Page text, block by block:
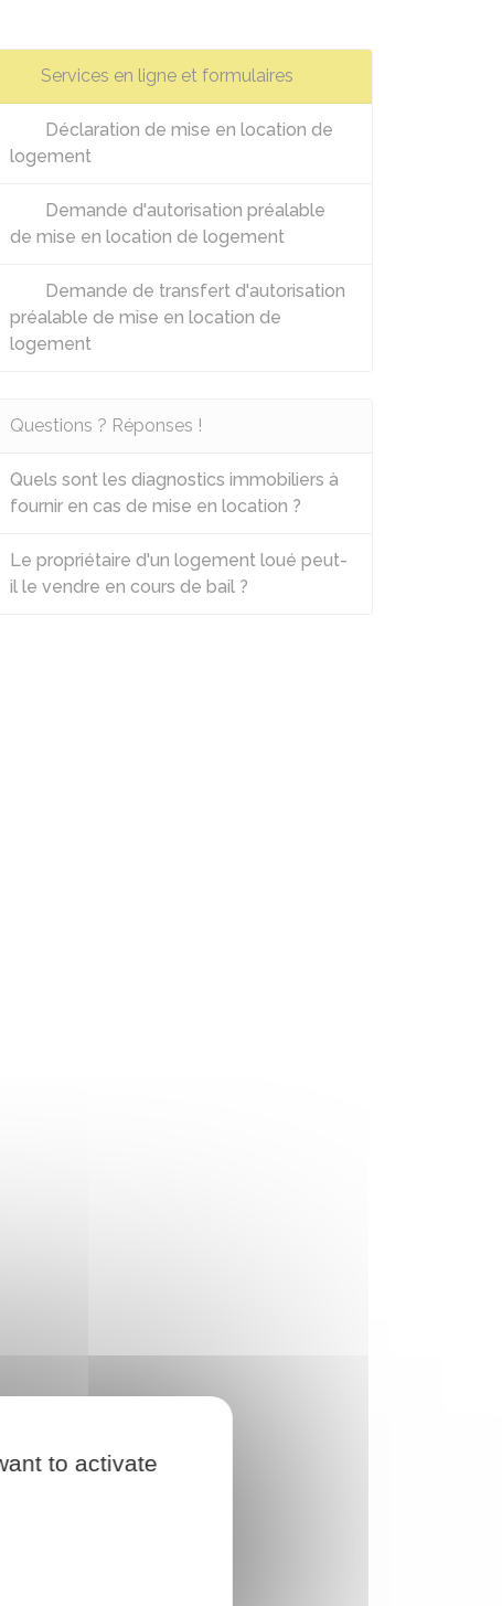
Services en ligne et formulaires
Déclaration de mise en location de
logement
Demande d'autorisation préalable
de mise en location de logement
Demande de transfert d'autorisation
préalable de mise en location de
logement
Questions ? Réponses !
Quels sont les diagnostics immobiliers à
fournir en cas de mise en location ?
Le propriétaire d'un logement loué peut-
il le vendre en cours de bail ?
to activate